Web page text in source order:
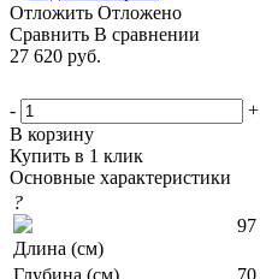
Отложить Отложено
Сравнить В сравнении
27 620 руб.
-
+
В корзину
Купить в 1 клик
Основные характеристики
?
Длина (см)
97
Глубина (см)
70